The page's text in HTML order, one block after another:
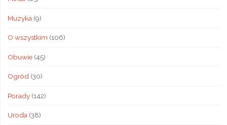
Muzyka (9)
O wszystkim (106)
Obuwie(45)
Ogród (30)
Porady(142)
Uroda (38)